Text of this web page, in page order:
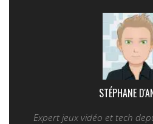
STÉPHANE
Expert jeux vidéo et tech